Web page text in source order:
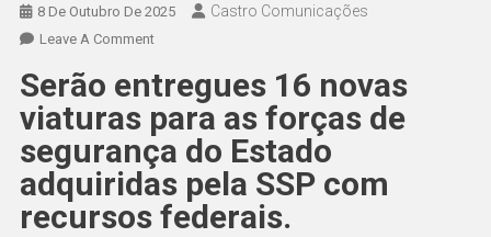
8 De Outubro De 2025 Castro Comunicações
Leave A Comment
Serão entregues 16 novas
viaturas para as forças de
segurança do Estado
adquiridas pela SSP com
recursos federais.